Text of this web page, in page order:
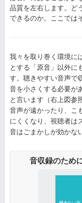
品質を左右します。ど
できるのか。ここでは
我々を取り巻く環境に
とする「原音」以外に
す。聴きやすい音声で
音を小さくする必要が
と言います（右上図参
音声が遠かったり、こ
にくくなり、視聴者は
音はごまかしが効かな
音収録のため